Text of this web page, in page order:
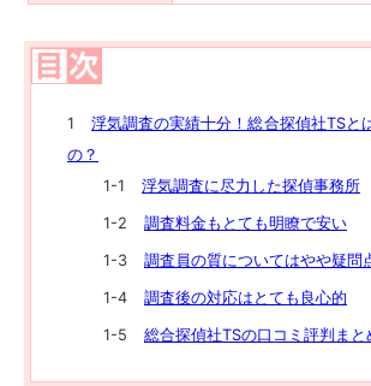
浮気調査の実績十分！総合探偵社TSと
の？
浮気調査に尽力した探偵事務所
調査料金もとても明瞭で安い
調査員の質についてはやや疑問
調査後の対応はとても良心的
総合探偵社TSの口コミ評判まと